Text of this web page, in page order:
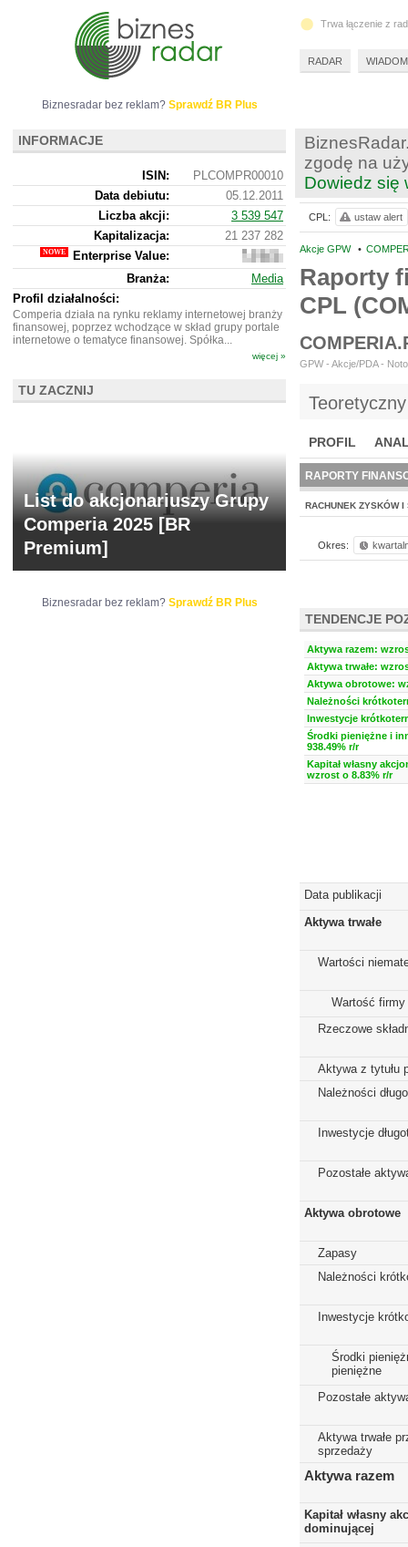
zgodę na
Dowiedz się
Akcje GPW •
Raporty
CPL
GPW - Akcje/PDA -
PROFIL
BR LAB
RAPORTY
RACHUNEK ZYSKÓW I
Okres:
TENDENCJE
Aktywa razem:
Aktywa trwałe:
Aktywa obrotowe:
Należności
Inwestycje
Środki pieniężne i
938.49% r/r
Kapitał własny
wzrost o 8.83% r/r
Data publikacji
Aktywa trwałe
Wartości
Wartość firmy
Rzeczowe
Aktywa z tytułu
Należności
Inwestycje
Pozostałe
Aktywa obrotowe
Zapasy
Należności
Inwestycje
Środki
pieniężne
Pozostałe
Aktywa trwałe
sprzedaży
Aktywa razem
Kapitał własny
dominującej
CPL: ustaw alert
Biznesradar bez reklam? Sprawdź BR Plus
INFORMACJE
ISIN:
PLCOMPR00010
Data debiutu:
05.12.2011
Liczba akcji:
3 539 547
Kapitalizacja:
21 237 282
Enterprise Value:
19
360
282
Branża:
Media
Profil działalności:
Comperia działa na rynku reklamy internetowej branży
finansowej, poprzez wchodzące w skład grupy portale
internetowe o tematyce finansowej. Spółka...
więcej »
TU ZACZNIJ
List do akcjonariuszy Grupy
Comperia 2025 [BR
Premium]
Biznesradar bez reklam? Sprawdź BR Plus
Trwa łączenie z
RADAR